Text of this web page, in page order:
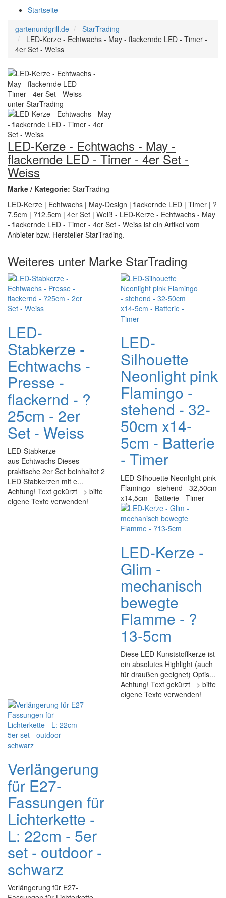
Startseite
gartenundgrill.de
StarTrading
LED-Kerze - Echtwachs - May - flackernde LED - Timer -
4er Set - Weiss
LED-Kerze - Echtwachs - May -
flackernde LED - Timer - 4er Set -
Weiss
Marke / Kategorie: StarTrading
LED-Kerze | Echtwachs | May-Design | flackernde LED | Timer | ?
7.5cm | ?12.5cm | 4er Set | Weiß - LED-Kerze - Echtwachs - May
- flackernde LED - Timer - 4er Set - Weiss ist ein Artikel vom
Anbieter bzw. Hersteller StarTrading.
Weiteres unter Marke StarTrading
LED-
Stabkerze -
Echtwachs -
Presse -
flackernd - ?
25cm - 2er
Set - Weiss
LED-Stabkerze
aus Echtwachs Dieses
praktische 2er Set beinhaltet 2
LED Stabkerzen mit e...
Achtung! Text gekürzt => bitte
eigene Texte verwenden!
LED-
Silhouette
Neonlight pink
Flamingo -
stehend - 32-
50cm x14-
5cm - Batterie
- Timer
LED-Silhouette Neonlight pink
Flamingo - stehend - 32,50cm
x14,5cm - Batterie - Timer
LED-Kerze -
Glim -
mechanisch
bewegte
Flamme - ?
13-5cm
Diese LED-Kunststoffkerze ist
ein absolutes Highlight (auch
für draußen geeignet) Optis...
Achtung! Text gekürzt => bitte
eigene Texte verwenden!
Verlängerung
für E27-
Fassungen für
Lichterkette -
L: 22cm - 5er
set - outdoor -
schwarz
Verlängerung für E27-